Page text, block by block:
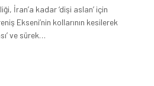
İran’a kadar ‘dişi aslan’ için
Ekseni’nin kollarının kesilerek
ve sürek…